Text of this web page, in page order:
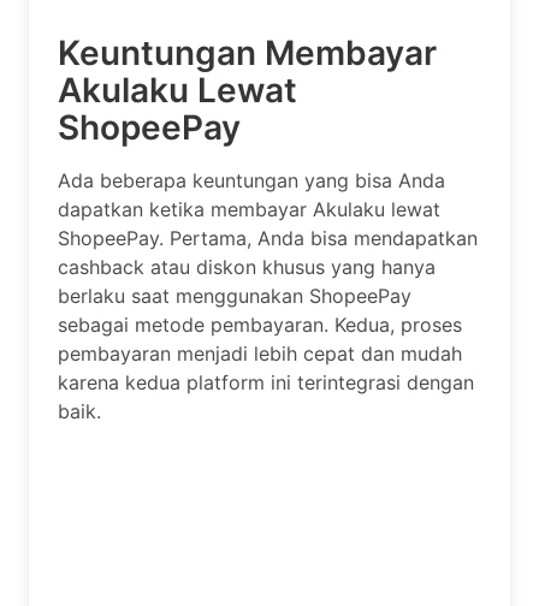
Keuntungan Membayar
Akulaku Lewat
ShopeePay
Ada beberapa keuntungan yang bisa Anda
dapatkan ketika membayar Akulaku lewat
ShopeePay. Pertama, Anda bisa mendapatkan
cashback atau diskon khusus yang hanya
berlaku saat menggunakan ShopeePay
sebagai metode pembayaran. Kedua, proses
pembayaran menjadi lebih cepat dan mudah
karena kedua platform ini terintegrasi dengan
baik.